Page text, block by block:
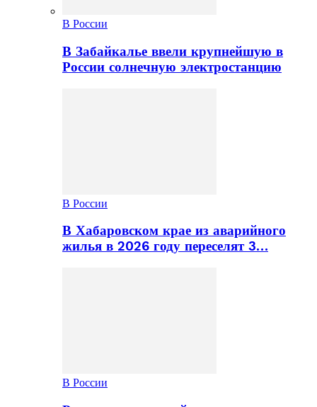
В России
В Забайкалье ввели крупнейшую в
России солнечную электростанцию
В России
В Хабаровском крае из аварийного
жилья в 2026 году переселят 3…
В России